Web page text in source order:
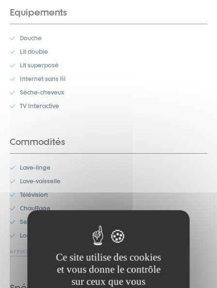
Ce site utilise des cookies
et vous donne le contrôle
sur ceux que vous
Equipements
Douche
Lit double
Lit superposé
Internet sans fil
Sèche-cheveux
TV Interactive
Commodités
Lave-linge
Lave-vaisselle
Télévision
Chauffage
Service de ménage
Location de linge
AFFICHER PLUS